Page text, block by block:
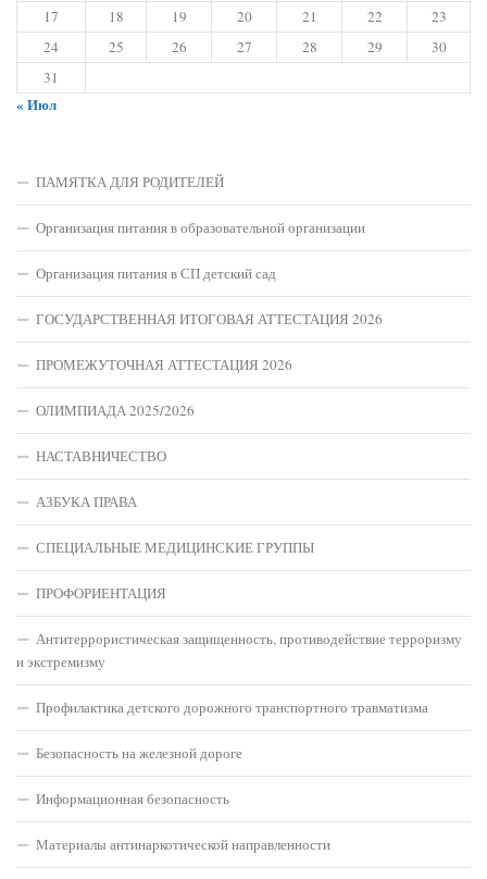
17
18 19 20 21 22
23
24
25 26 27 28 29
30
31
« Июл
ПАМЯТКА ДЛЯ РОДИТЕЛЕЙ
Организация питания в образовательной организации
Организация питания в СП детский сад
ГОСУДАРСТВЕННАЯ ИТОГОВАЯ АТТЕСТАЦИЯ 2026
ПРОМЕЖУТОЧНАЯ АТТЕСТАЦИЯ 2026
ОЛИМПИАДА 2025/2026
НАСТАВНИЧЕСТВО
АЗБУКА ПРАВА
СПЕЦИАЛЬНЫЕ МЕДИЦИНСКИЕ ГРУППЫ
ПРОФОРИЕНТАЦИЯ
Антитеррористическая защищенность, противодействие терроризму
и экстремизму
Профилактика детского дорожного транспортного травматизма
Безопасность на железной дороге
Информационная безопасность
Материалы антинаркотической направленности